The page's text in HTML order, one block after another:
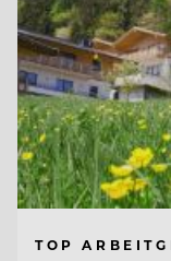
TOP